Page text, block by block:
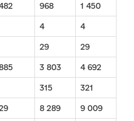
968 1 450
4 4
29 29
3 803 4 692
315 321
8 289 9 009